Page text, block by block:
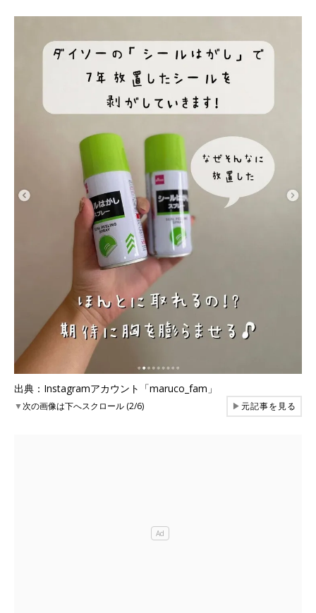
出典：Instagramアカウント「maruco_fam」
▼次の画像は下へスクロール (2/6) ▶元記事を見る